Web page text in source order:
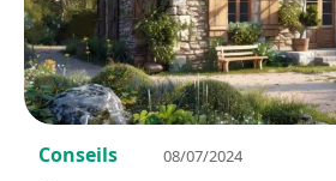
Conseils 08/07/2024